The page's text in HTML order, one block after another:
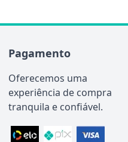
Pagamento
Oferecemos uma
experiência de compra
tranquila e confiável.